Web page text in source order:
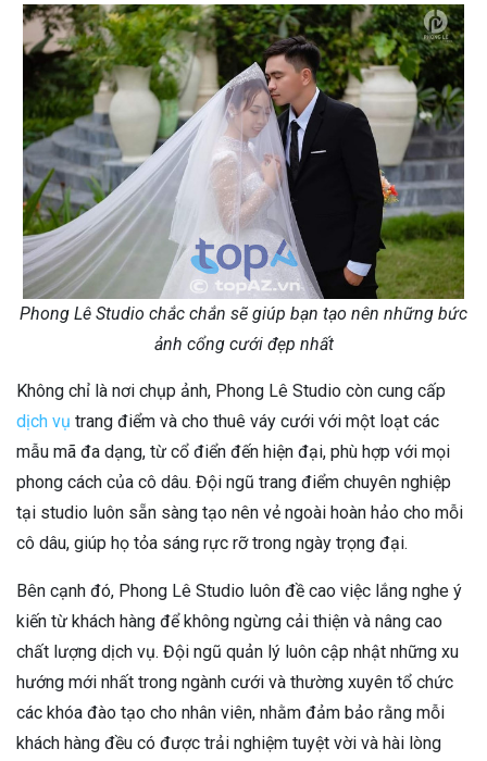
Phong Lê Studio chắc chắn sẽ giúp bạn tạo nên những bức
ảnh cổng cưới đẹp nhất
Không chỉ là nơi chụp ảnh, Phong Lê Studio còn cung cấp
dịch vụ trang điểm và cho thuê váy cưới với một loạt các
mẫu mã đa dạng, từ cổ điển đến hiện đại, phù hợp với mọi
phong cách của cô dâu. Đội ngũ trang điểm chuyên nghiệp
tại studio luôn sẵn sàng tạo nên vẻ ngoài hoàn hảo cho mỗi
cô dâu, giúp họ tỏa sáng rực rỡ trong ngày trọng đại.
Bên cạnh đó, Phong Lê Studio luôn đề cao việc lắng nghe ý
kiến từ khách hàng để không ngừng cải thiện và nâng cao
chất lượng dịch vụ. Đội ngũ quản lý luôn cập nhật những xu
hướng mới nhất trong ngành cưới và thường xuyên tổ chức
các khóa đào tạo cho nhân viên, nhằm đảm bảo rằng mỗi
khách hàng đều có được trải nghiệm tuyệt vời và hài lòng